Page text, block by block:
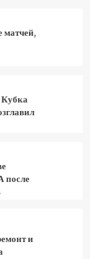
матчей,
Кубка
после
и